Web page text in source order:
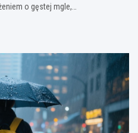
o gęstej mgle,…